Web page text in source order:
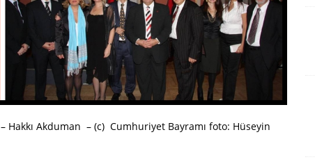
– Hakkı Akduman – (c) Cumhuriyet Bayramı foto: Hüseyin